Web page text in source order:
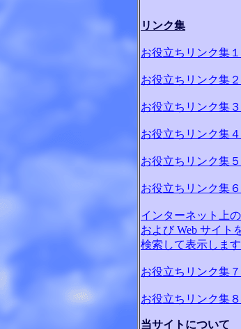
リンク集
お役立ちリンク集１
お役立ちリンク集２
お役立ちリンク集３
お役立ちリンク集４
お役立ちリンク集５
お役立ちリンク集６
インターネット上
および Web サイト
検索して表示します
お役立ちリンク集７
お役立ちリンク集８
当サイトについて